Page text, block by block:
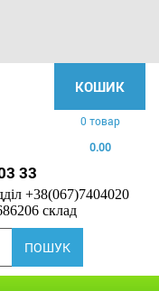
КОШИК
0 товар
0.00
33
+38(067)7404020
склад